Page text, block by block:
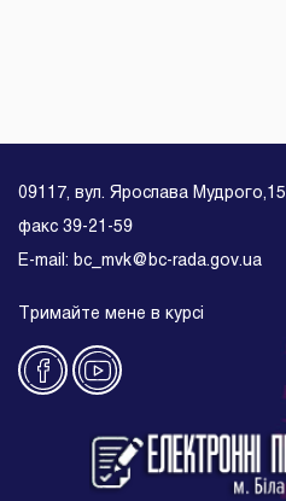
09117, вул. Ярослава Мудрого,15
факс 39-21-59
E-mail: bc_mvk@bc-rada.gov.ua
Тримайте мене в курсі